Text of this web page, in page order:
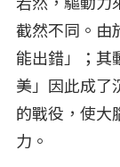
截然不同。由
能出錯」；其
美」因此成了
的戰役，使大
力。